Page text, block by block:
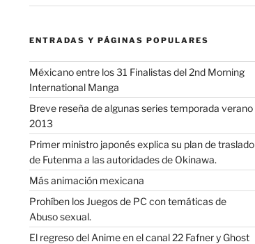
ENTRADAS Y PÁGINAS POPULARES
Méxicano entre los 31 Finalistas del 2nd Morning
International Manga
Breve reseña de algunas series temporada verano
2013
Primer ministro japonés explica su plan de traslado
de Futenma a las autoridades de Okinawa.
Más animación mexicana
Prohíben los Juegos de PC con temáticas de
Abuso sexual.
El regreso del Anime en el canal 22 Fafner y Ghost